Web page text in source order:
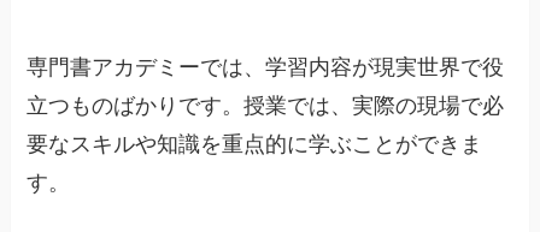
専門書アカデミーでは、学習内容が現実世界で役
立つものばかりです。授業では、実際の現場で必
要なスキルや知識を重点的に学ぶことができま
す。